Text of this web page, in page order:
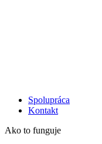
Spolupráca
Kontakt
Ako to funguje